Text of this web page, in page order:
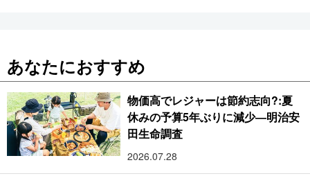
あなたにおすすめ
物価高でレジャーは節約志向?:夏
休みの予算5年ぶりに減少―明治安
田生命調査
2026.07.28